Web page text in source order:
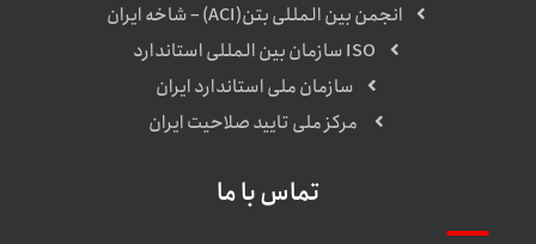
انجمن بین المللی بتن(ACI) – شاخه ایران
ISO سازمان بین المللی استاندارد
سازمان ملی استاندارد ایران
مرکز ملی تایید صلاحیت ایران
تماس با ما